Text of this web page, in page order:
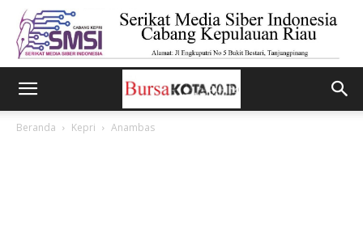
Beranda Kepri Anambas